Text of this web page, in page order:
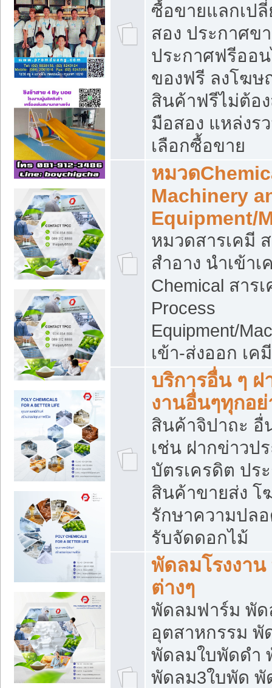
ซื้อขายแลกเป
สอง ประกาศข
ประกาศฟรีออ
ของฟรี ลงโฆ
สินค้าฟรีไม่ต้อ
มือสอง แหล่งร
เลือกซื้อขาย
หมวด
Machinery
Equipment/
หมวดสารเคมี
สำอาง นำเข้
Chemical สาร
Process
Equipment/
เข้า-ส่งออก เ
บริการอื่น ๆ
งานอื่นๆทุกอ
สินค้าจิปาถะ อื่
เช่น ฝากข่าวป
บัตรเครดิต ปร
สินค้าขายส่ง
รักษาความปล
รับจัดดอกไม้
พัดลมโรงงา
ต่างๆ
พัดลมฟาร์ม พัด
อุตสาหกรรม
พัดลมใบพัดดำ
พัดลม3ใบพัด พั